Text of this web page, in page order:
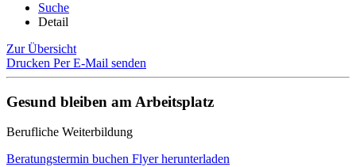
Suche
Detail
Zur Übersicht
Drucken Per E-Mail senden
Gesund bleiben am Arbeitsplatz
Berufliche Weiterbildung
Beratungstermin buchen Flyer herunterladen